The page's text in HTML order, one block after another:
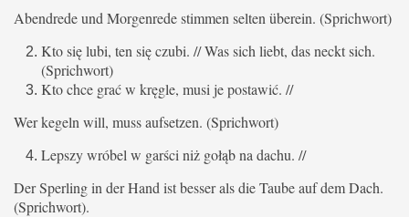
Abendrede und Morgenrede stimmen selten überein. (Sprichwort)
Kto się lubi, ten się czubi. // Was sich liebt, das neckt sich.
(Sprichwort)
Kto chce grać w kręgle, musi je postawić. //
Wer kegeln will, muss aufsetzen. (Sprichwort)
Lepszy wróbel w garści niż gołąb na dachu. //
Der Sperling in der Hand ist besser als die Taube auf dem Dach.
(Sprichwort).